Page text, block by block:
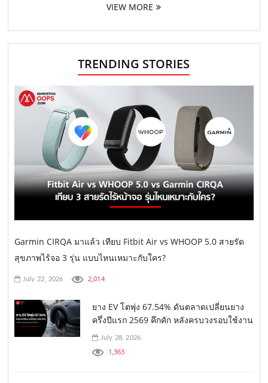
VIEW MORE
TRENDING STORIES
Garmin CIRQA มาแล้ว เทียบ Fitbit Air vs WHOOP 5.0 สายรัด
สุขภาพไร้จอ 3 รุ่น แบบไหนเหมาะกับใคร?
July 22, 2026 2,014
ยาง EV โตพุ่ง 67.54% ดันตลาดเปลี่ยนยาง
ครึ่งปีแรก 2569 คึกคัก หลังครบวงรอบใช้งาน
July 28, 2026
1,363